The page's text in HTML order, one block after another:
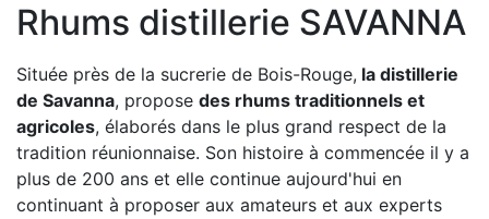
Rhums distillerie SAVANNA
Située près de la sucrerie de Bois-Rouge, la distillerie
de Savanna, propose des rhums traditionnels et
agricoles, élaborés dans le plus grand respect de la
tradition réunionnaise. Son histoire à commencée il y a
plus de 200 ans et elle continue aujourd'hui en
continuant à proposer aux amateurs et aux experts